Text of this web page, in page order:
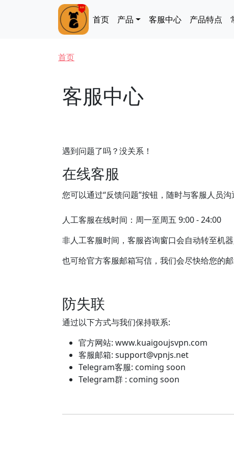
Main navigation
首页 产品 客服中心 产品特点
面包屑
首页
客服中心
遇到问题了吗？没关系！
在线客服
您可以通过“反馈问题”按钮，随时与客服人员沟
人工客服在线时间：周一至周五 9:00 - 24:00
非人工客服时间，客服咨询窗口会自动转至机器
也可给官方客服邮箱写信，我们会尽快给您的邮
防失联
通过以下方式与我们保持联系:
官方网站: www.kuaigoujsvpn.com
客服邮箱: support@vpnjs.net
Telegram客服: coming soon
Telegram群 : coming soon